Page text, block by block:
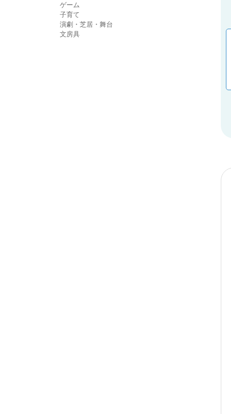
ゲーム
子育て
演劇・芝居・舞台
文房具